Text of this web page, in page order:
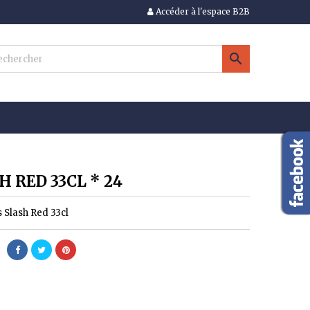
Accéder à l'espace B2B

RED 33CL * 24
Slash Red 33cl